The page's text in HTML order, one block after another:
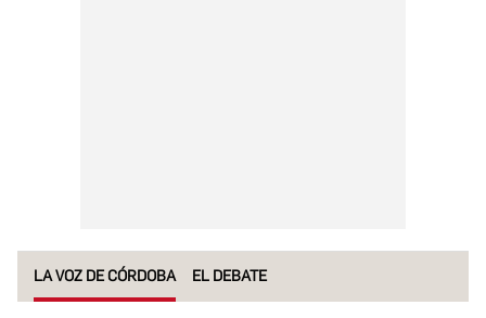
LA VOZ DE CÓRDOBA EL DEBATE